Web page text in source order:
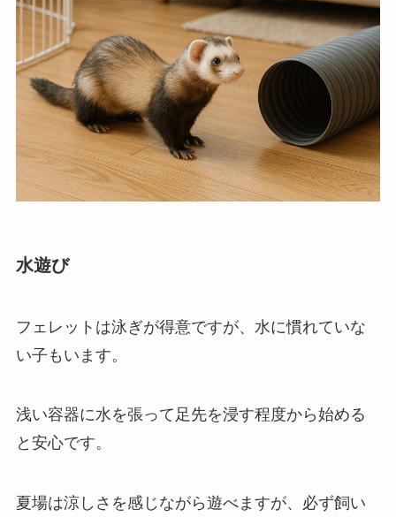
水遊び
フェレットは泳ぎが得意ですが、水に慣れていな
い子もいます。
浅い容器に水を張って足先を浸す程度から始める
と安心です。
夏場は涼しさを感じながら遊べますが、必ず飼い